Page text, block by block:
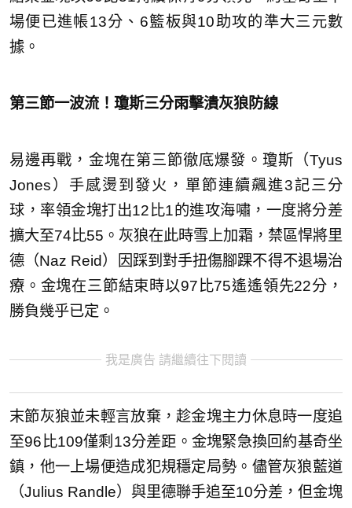
場便已進帳13分、6籃板與10助攻的準大三元數
據。
第三節一波流！瓊斯三分雨擊潰灰狼防線
易邊再戰，金塊在第三節徹底爆發。瓊斯（Tyus
Jones）手感燙到發火，單節連續飆進3記三分
球，率領金塊打出12比1的進攻海嘯，一度將分差
擴大至74比55。灰狼在此時雪上加霜，禁區悍將里
德（Naz Reid）因踩到對手扭傷腳踝不得不退場治
療。金塊在三節結束時以97比75遙遙領先22分，
勝負幾乎已定。
我是廣告 請繼續往下閱讀
末節灰狼並未輕言放棄，趁金塊主力休息時一度追
至96比109僅剩13分差距。金塊緊急換回約基奇坐
鎮，他一上場便造成犯規穩定局勢。儘管灰狼藍道
（Julius Randle）與里德聯手追至10分差，但金塊